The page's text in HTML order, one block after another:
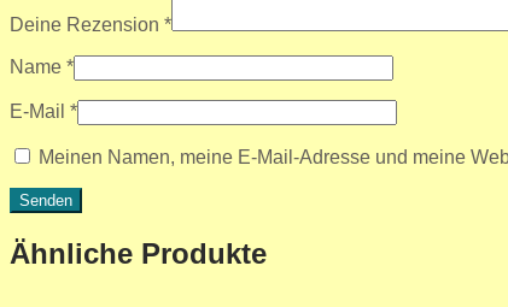
Deine Rezension *
Name *
E-Mail *
Meinen Namen, meine E-Mail-Adresse und meine
Ähnliche Produkte